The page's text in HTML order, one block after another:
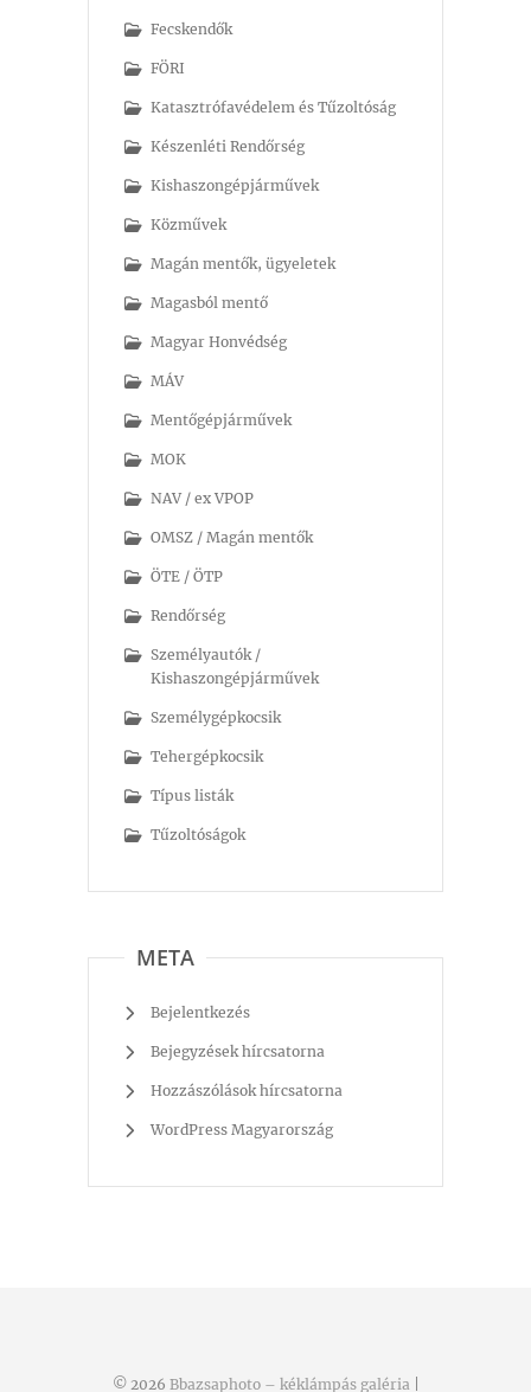
Fecskendők
FÖRI
Katasztrófavédelem és Tűzoltóság
Készenléti Rendőrség
Kishaszongépjárművek
Közművek
Magán mentők, ügyeletek
Magasból mentő
Magyar Honvédség
MÁV
Mentőgépjárművek
MOK
NAV / ex VPOP
OMSZ / Magán mentők
ÖTE / ÖTP
Rendőrség
Személyautók /
Kishaszongépjárművek
Személygépkocsik
Tehergépkocsik
Típus listák
Tűzoltóságok
META
Bejelentkezés
Bejegyzések hírcsatorna
Hozzászólások hírcsatorna
WordPress Magyarország
© 2026 Bbazsaphoto – kéklámpás galéria